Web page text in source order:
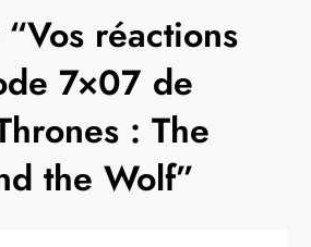
Vos réactions
7×07 de
: The
the Wolf”